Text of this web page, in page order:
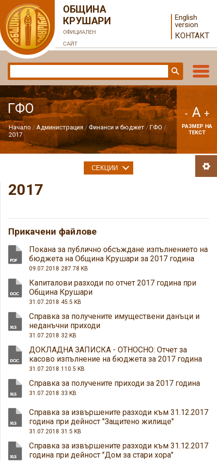
ОБЩИНА
КРУШАРИ
ОФИЦИАЛЕН
САЙТ
English
version
КОНТАКТ
ГФО
Начало Администрация Финанси и бюджет
ГФО
2017
- A +
РАЗМЕР НА
ТЕКСТ
2017
Прикачени файлове
Покана за публично обсъждане изпълнението на
бюджета на Община Крушари за 2017 година
09.07.2018 287.78 KB
Капиталови разходи по отчет 2017 година при
Община Крушари
31.07.2018 45.5 KB
Справка за получените имуществени данъци и
неданъчни приходи
31.07.2018 32 KB
ДОКЛАДНА ЗАПИСКА - ОТНОСНО: Отчет за
касово изпълнение на бюджета за 2017 година
31.07.2018 110.5 KB
Справка за получените приходи за 2017 година
31.07.2018 33 KB
Справка за извършените разходи към 31.12.2017
година при дейност "Защитено жилище"
31.07.2018 31.5 KB
Справка за извършените разходи към 31.12.2017
година при дейност "Дом за стари хора"
СЕКЦИИ